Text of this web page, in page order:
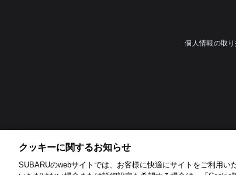
個人情報の取
クッキーに関するお知らせ​
SUBARUのwebサイトでは、お客様に快適にサイトをご利用い